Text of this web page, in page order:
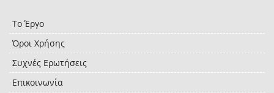
Το Έργο
Όροι Χρήσης
Συχνές Ερωτήσεις
Επικοινωνία